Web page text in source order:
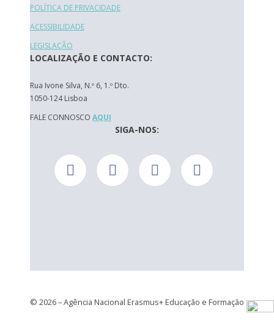
POLÍTICA DE PRIVACIDADE
ACESSIBILIDADE
LEGISLAÇÃO
LOCALIZAÇÃO E CONTACTO:
Rua Ivone Silva, N.º 6, 1.º Dto.
1050-124 Lisboa
FALE CONNOSCO AQUI
SIGA-NOS:
© 2026 – Agência Nacional Erasmus+ Educação e Formação